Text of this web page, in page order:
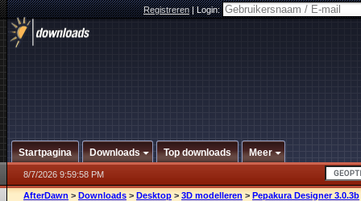
Registreren|Login:
Startpagina Downloads Top downloads Meer
8/7/2026 9:59:58 PM
AfterDawn > Downloads > Desktop > 3D modelleren > Pepakura Designer 3.0.3b